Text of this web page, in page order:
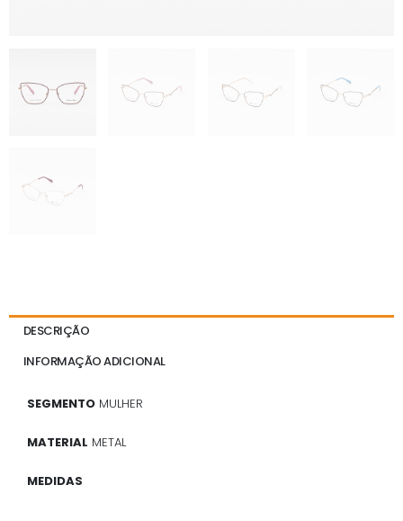
DESCRIÇÃO
INFORMAÇÃO ADICIONAL
SEGMENTO MULHER
MATERIAL METAL
MEDIDAS